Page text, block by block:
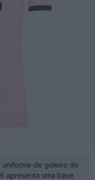
uniforme de goleiro do
apresenta uma base